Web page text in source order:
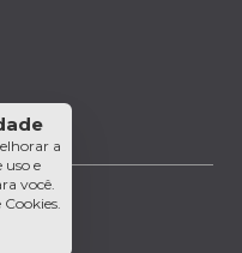
a
uso e
você.
Cookies.